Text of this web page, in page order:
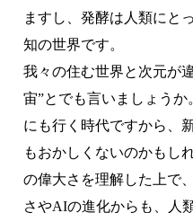
ますし、発酵は人類にと
知の世界です。
我々の住む世界と次元が
宙”とでも言いましょう
にも行く時代ですから、
もおかしくないのかもし
の偉大さを理解した上で
さやAIの進化からも、人